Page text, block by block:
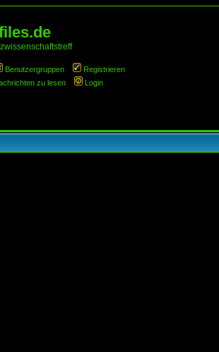
Benutzergruppen
Registrieren
zu lesen Login